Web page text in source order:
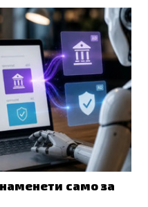
само за